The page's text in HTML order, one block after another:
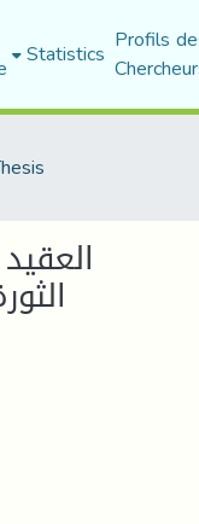
Statistics Profils
الثورة